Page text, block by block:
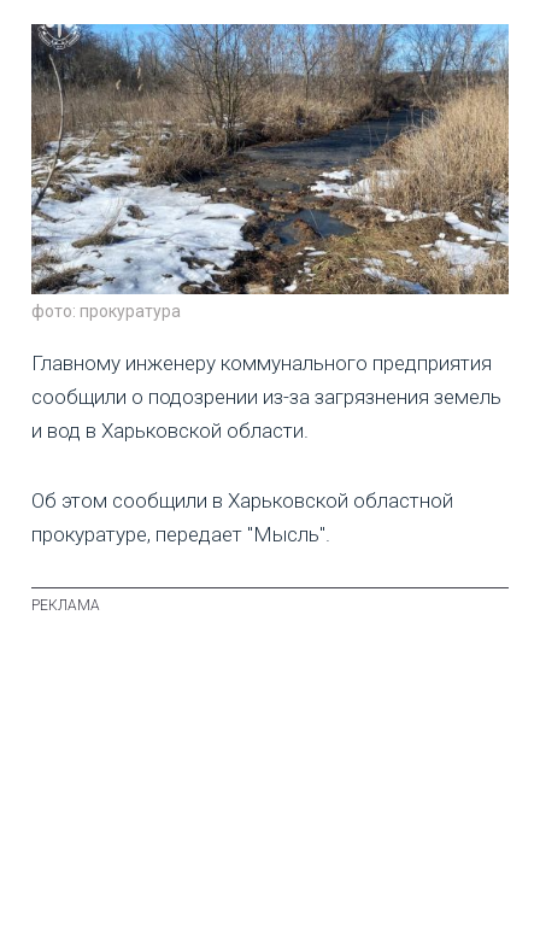
фото: прокуратура
Главному инженеру коммунального предприятия
сообщили о подозрении из-за загрязнения земель
и вод в Харьковской области.
Об этом сообщили в Харьковской областной
прокуратуре, передает "Мысль".